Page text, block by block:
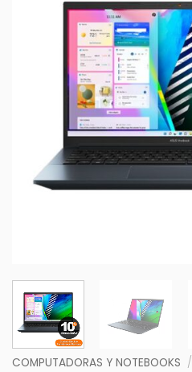
COMPUTADORAS Y NOTEBOOKS /